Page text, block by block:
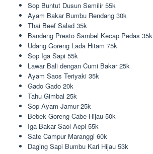
Sop Buntut Dusun Semilir 55k
Ayam Bakar Bumbu Rendang 30k
Thai Beef Salad 35k
Bandeng Presto Sambel Kecap Pedas 35k
Udang Goreng Lada Hitam 75k
Sop Iga Sapi 55k
Lawar Bali dengan Cumi Bakar 25k
Ayam Saos Teriyaki 35k
Gado Gado 20k
Tahu Gimbal 25k
Sop Ayam Jamur 25k
Bebek Goreng Cabe Hijau 50k
Iga Bakar Saol Aepl 55k
Sate Campur Maranggi 60k
Daging Sapi Bumbu Kari Hijau 53k